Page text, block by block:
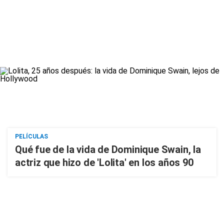
PELÍCULAS
Qué fue de la vida de Dominique Swain, la
actriz que hizo de 'Lolita' en los años 90